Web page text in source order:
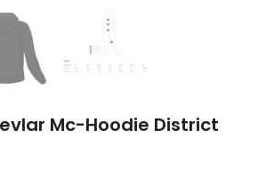
Mc-Hoodie District